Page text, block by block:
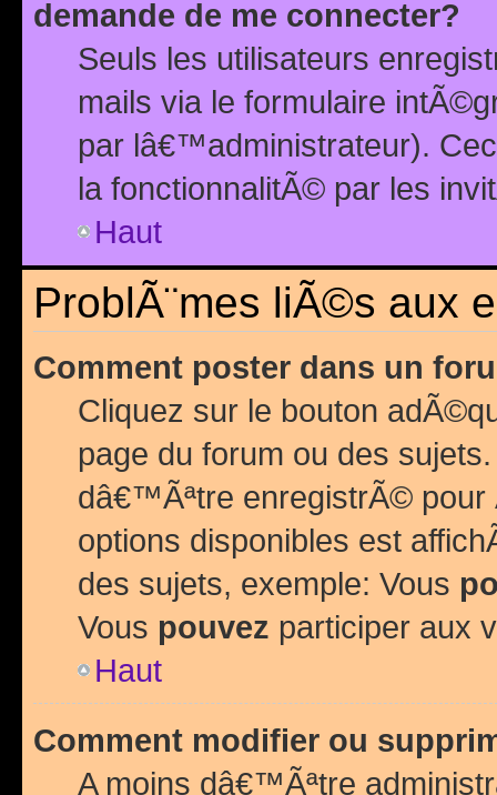
demande de me connecter?
Seuls les utilisateurs
mails via le formulaire
par lâ€™administrateur).
la fonctionnalitÃ© par les
Haut
ProblÃ¨mes liÃ©s aux
Comment poster dans un
Cliquez sur le bouton
page du forum ou des
dâ€™Ãªtre enregistrÃ©
options disponibles est
des sujets, exemple: Vous
Vous pouvez participer aux
Haut
Comment modifier ou
A moins dâ€™Ãªtre